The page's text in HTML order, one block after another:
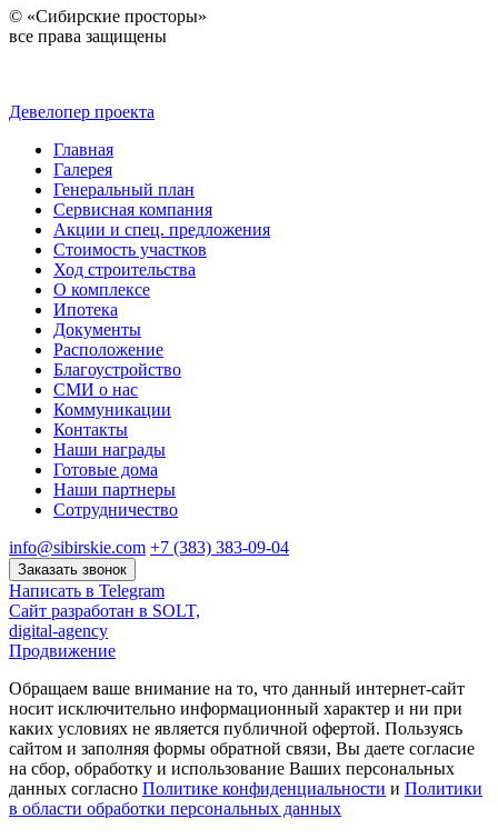
© «Сибирские просторы»
все права защищены
Девелопер проекта
Главная
Галерея
Генеральный план
Сервисная компания
Акции и спец. предложения
Стоимость участков
Ход строительства
О комплексе
Ипотека
Документы
Расположение
Благоустройство
СМИ о нас
Коммуникации
Контакты
Наши награды
Готовые дома
Наши партнеры
Сотрудничество
info@sibirskie.com +7 (383) 383-09-04
Заказать звонок
Написать в Telegram
Сайт разработан в SOLT,
digital-agency
Продвижение
Обращаем ваше внимание на то, что данный интернет-сайт
носит исключительно информационный характер и ни при
каких условиях не является публичной офертой. Пользуясь
сайтом и заполняя формы обратной связи, Вы даете согласие
на сбор, обработку и использование Ваших персональных
данных согласно Политике конфиденциальности и Политики
в области обработки персональных данных